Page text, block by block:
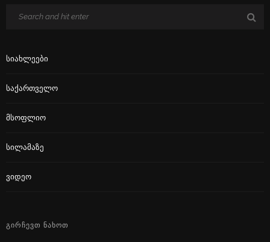
Სიახლეები
Საქართველო
Მსოფლიო
Სილამაზე
Ვიდეო
ᲒᲘᲠᲩᲔᲕᲗ ᲜᲐᲮᲝᲗ